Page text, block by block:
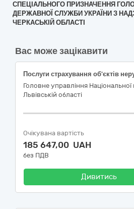
СПЕЦІАЛЬНОГО ПРИЗНАЧЕННЯ
ДЕРЖАВНОЇ СЛУЖБИ УКРАЇНИ З
ЧЕРКАСЬКІЙ ОБЛАСТІ
Вас може зацікавити
Головне управління Національної
Львівській області
Очікувана вартість
185 647,00 UAH
без ПДВ
Дивитись